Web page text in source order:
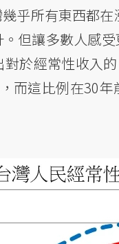
乎所有東西都
但讓多數人感
於經常性收入
而這比例在30